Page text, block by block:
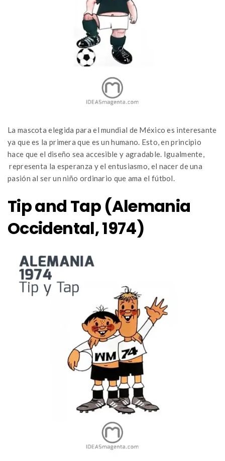
La mascota elegida para el mundial de México es interesante
ya que es la primera que es un humano. Esto, en principio
hace que el diseño sea accesible y agradable. Igualmente,
representa la esperanza y el entusiasmo, el nacer de una
pasión al ser un niño ordinario que ama el fútbol.
Tip and Tap (Alemania
Occidental, 1974)